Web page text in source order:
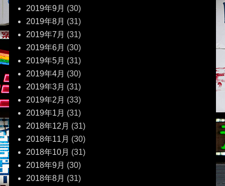
2019年9月 (30)
2019年8月 (31)
2019年7月 (31)
2019年6月 (30)
2019年5月 (31)
2019年4月 (30)
2019年3月 (31)
2019年2月 (33)
2019年1月 (31)
2018年12月 (31)
2018年11月 (30)
2018年10月 (31)
2018年9月 (30)
2018年8月 (31)